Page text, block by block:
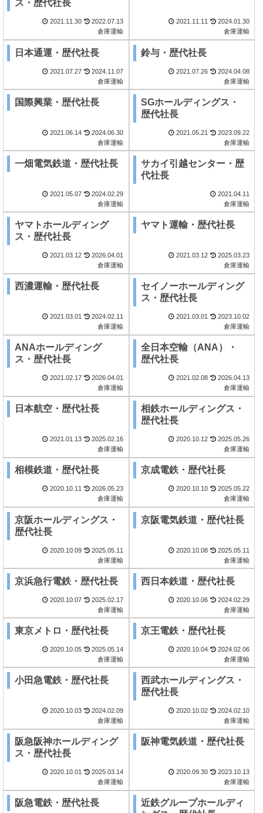
ス・歴代社長
2021.11.30
2022.07.13
倉庫運輸
2021.11.11
2024.01.30
倉庫運輸
日本通運・歴代社長
2021.07.27
2024.11.07
倉庫運輸
鈴与・歴代社長
2021.07.26
2024.04.08
倉庫運輸
国際興業・歴代社長
2021.06.14
2024.06.30
倉庫運輸
SGホールディングス・
歴代社長
2021.05.21
2023.09.22
倉庫運輸
一畑電気鉄道・歴代社長
2021.05.07
2024.02.29
倉庫運輸
サカイ引越センター・歴
代社長
2021.04.11
倉庫運輸
ヤマトホールディング
ス・歴代社長
2021.03.12
2026.04.01
倉庫運輸
ヤマト運輸・歴代社長
2021.03.12
2025.03.23
倉庫運輸
西濃運輸・歴代社長
2021.03.01
2024.02.11
倉庫運輸
セイノーホールディング
ス・歴代社長
2021.03.01
2023.10.02
倉庫運輸
ANAホールディング
ス・歴代社長
2021.02.17
2026.04.01
倉庫運輸
全日本空輸（ANA）・
歴代社長
2021.02.08
2026.04.13
倉庫運輸
日本航空・歴代社長
2021.01.13
2025.02.16
倉庫運輸
相鉄ホールディングス・
歴代社長
2020.10.12
2025.05.26
倉庫運輸
相模鉄道・歴代社長
2020.10.11
2026.05.23
倉庫運輸
京成電鉄・歴代社長
2020.10.10
2025.05.22
倉庫運輸
京阪ホールディングス・
歴代社長
2020.10.09
2025.05.11
倉庫運輸
京阪電気鉄道・歴代社長
2020.10.08
2025.05.11
倉庫運輸
京浜急行電鉄・歴代社長
2020.10.07
2025.02.17
倉庫運輸
西日本鉄道・歴代社長
2020.10.06
2024.02.29
倉庫運輸
東京メトロ・歴代社長
2020.10.05
2025.05.14
倉庫運輸
京王電鉄・歴代社長
2020.10.04
2024.02.06
倉庫運輸
小田急電鉄・歴代社長
2020.10.03
2024.02.09
倉庫運輸
西武ホールディングス・
歴代社長
2020.10.02
2024.02.10
倉庫運輸
阪急阪神ホールディング
ス・歴代社長
2020.10.01
2025.03.14
倉庫運輸
阪神電気鉄道・歴代社長
2020.09.30
2023.10.13
倉庫運輸
阪急電鉄・歴代社長
近鉄グループホールディ